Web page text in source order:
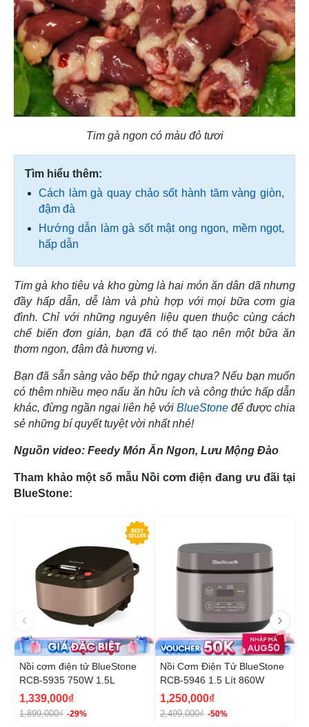
Tim gà ngon có màu đỏ tươi
Tìm hiểu thêm:
Cách làm gà quay chảo sốt hành tăm vàng giòn,
đậm đà
Hướng dẫn làm gà sốt mật ong ngon, mềm ngọt,
hấp dẫn
Tim gà kho tiêu và kho gừng là hai món ăn dân dã nhưng
đầy hấp dẫn, dễ làm và phù hợp với mọi bữa cơm gia
đình. Chỉ với những nguyên liệu quen thuộc cùng cách
chế biến đơn giản, bạn đã có thể tạo nên một bữa ăn
thơm ngon, đậm đà hương vị.
Bạn đã sẵn sàng vào bếp thử ngay chưa? Nếu bạn muốn
có thêm nhiều mẹo nấu ăn hữu ích và công thức hấp dẫn
khác, đừng ngần ngại liên hệ với BlueStone để được chia
sẻ những bí quyết tuyệt vời nhất nhé!
Nguồn video: Feedy Món Ăn Ngon, Lưu Mộng Đào
Tham khảo một số mẫu Nồi cơm điện đang ưu đãi tại
BlueStone:
Nồi cơm điện tử BlueStone
RCB-5935 750W 1.5L
1,339,000₫
1,899,000₫ -29%
Nồi Cơm Điện Tử BlueStone
RCB-5946 1.5 Lít 860W
1,250,000₫
2,499,000₫ -50%